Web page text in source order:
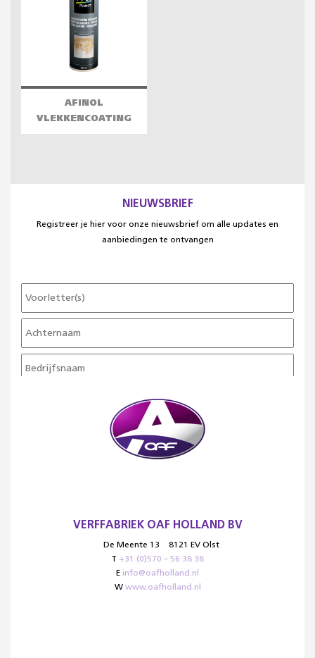
AFINOL
VLEKKENCOATING
NIEUWSBRIEF
Registreer je hier voor onze nieuwsbrief om alle updates en
aanbiedingen te ontvangen
VERFFABRIEK OAF HOLLAND BV
De Meente 13
8121 EV Olst
T +31 (0)570 – 56 38 38
E info@oafholland.nl
W www.oafholland.nl